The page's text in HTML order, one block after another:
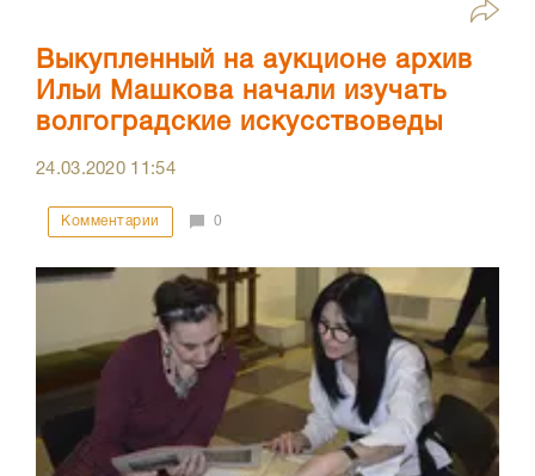
Выкупленный на аукционе архив
Ильи Машкова начали изучать
волгоградские искусствоведы
24.03.2020 11:54
Комментарии 0